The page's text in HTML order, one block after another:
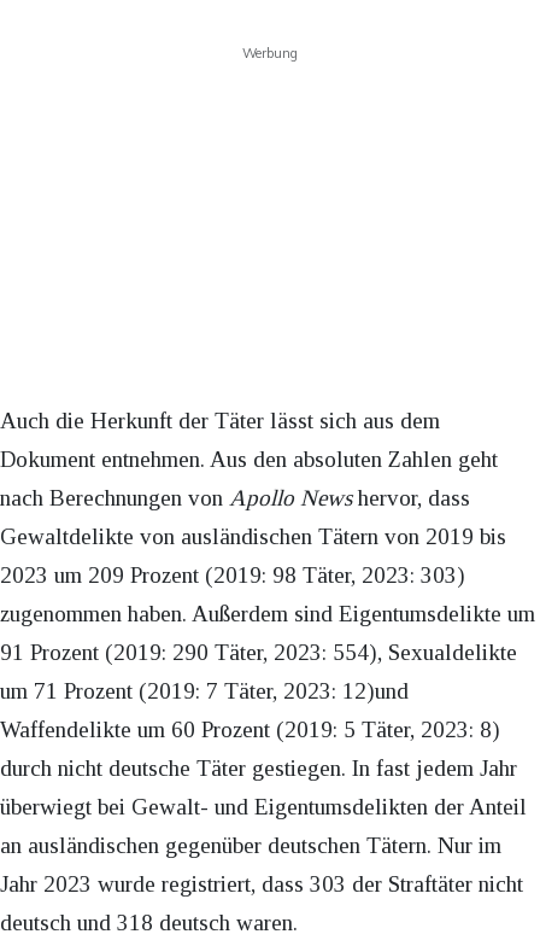
Werbung
Auch die Herkunft der Täter lässt sich aus dem
Dokument entnehmen. Aus den absoluten Zahlen geht
nach Berechnungen von Apollo Newshervor, dass
Gewaltdelikte von ausländischen Tätern von 2019 bis
2023 um 209 Prozent (2019: 98 Täter, 2023: 303)
zugenommen haben. Außerdem sind Eigentumsdelikte um
91 Prozent (2019: 290 Täter, 2023: 554), Sexualdelikte
um 71 Prozent (2019: 7 Täter, 2023: 12)und
Waffendelikte um 60 Prozent (2019: 5 Täter, 2023: 8)
durch nicht deutsche Täter gestiegen. In fast jedem Jahr
überwiegt bei Gewalt- und Eigentumsdelikten der Anteil
an ausländischen gegenüber deutschen Tätern. Nur im
Jahr 2023 wurde registriert, dass 303 der Straftäter nicht
deutsch und 318 deutsch waren.